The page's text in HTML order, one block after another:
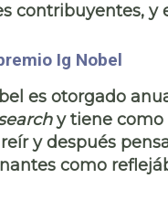
contribuyentes, y
Ig Nobel
es otorgado
y tiene
y después
como